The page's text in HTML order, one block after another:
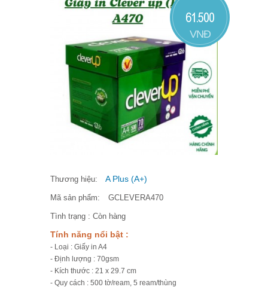
61.500
VNĐ
Thương hiệu: A Plus (A+)
Mã sản phẩm: GCLEVERA470
Tình trạng : Còn hàng
Tính năng nổi bật :
- Loại : Giấy in A4
- Định lượng : 70gsm
- Kích thước : 21 x 29.7 cm
- Quy cách : 500 tờ/ream, 5 ream/thùng